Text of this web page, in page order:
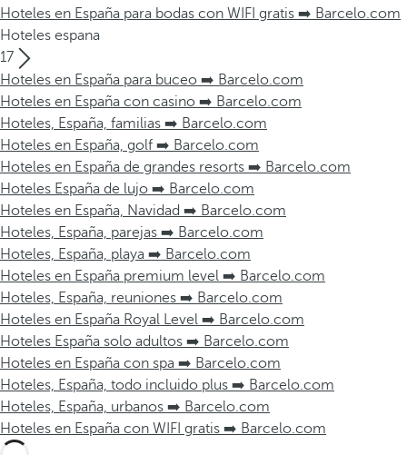
Hoteles en España para bodas con WIFI gratis ➡️ Barcelo.com
Hoteles espana
17
Hoteles en España para buceo ➡️ Barcelo.com
Hoteles en España con casino ➡️ Barcelo.com
Hoteles, España, familias ➡️ Barcelo.com
Hoteles en España, golf ➡️ Barcelo.com
Hoteles en España de grandes resorts ➡️ Barcelo.com
Hoteles España de lujo ➡️ Barcelo.com
Hoteles en España, Navidad ➡️ Barcelo.com
Hoteles, España, parejas ➡️ Barcelo.com
Hoteles, España, playa ➡️ Barcelo.com
Hoteles en España premium level ➡️ Barcelo.com
Hoteles, España, reuniones ➡️ Barcelo.com
Hoteles en España Royal Level ➡️ Barcelo.com
Hoteles España solo adultos ➡️ Barcelo.com
Hoteles en España con spa ➡️ Barcelo.com
Hoteles, España, todo incluido plus ➡️ Barcelo.com
Hoteles, España, urbanos ➡️ Barcelo.com
Hoteles en España con WIFI gratis ➡️ Barcelo.com